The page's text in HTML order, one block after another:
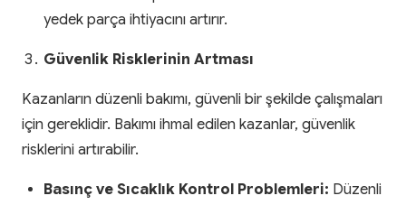
yedek parça ihtiyacını artırır.
Güvenlik Risklerinin Artması
Kazanların düzenli bakımı, güvenli bir şekilde çalışmaları
için gereklidir. Bakımı ihmal edilen kazanlar, güvenlik
risklerini artırabilir.
Basınç ve Sıcaklık Kontrol Problemleri: Düzenli